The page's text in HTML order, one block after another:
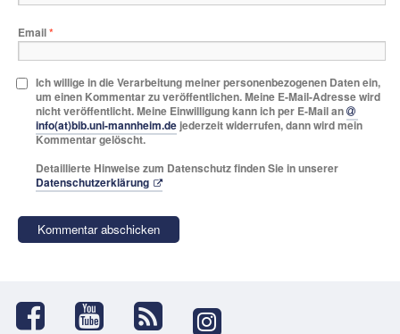
Email*
Ich willige in die Verarbeitung meiner personenbezogenen Daten ein,
um einen Kommentar zu veröffentlichen. Meine E-Mail-Adresse wird
nicht veröffentlicht. Meine Einwilligung kann ich per E-Mail an
info(at)bib.uni-mannheim.de jederzeit widerrufen, dann wird mein
Kommentar gelöscht.
Detaillierte Hinweise zum Datenschutz finden Sie in unserer
Datenschutzerklärung